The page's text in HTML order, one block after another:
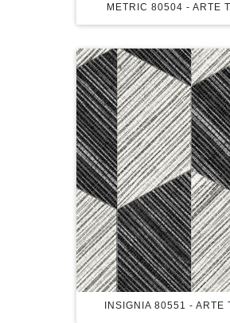
METRIC 80504 - ARTE
INSIGNIA 80551 - ARTE